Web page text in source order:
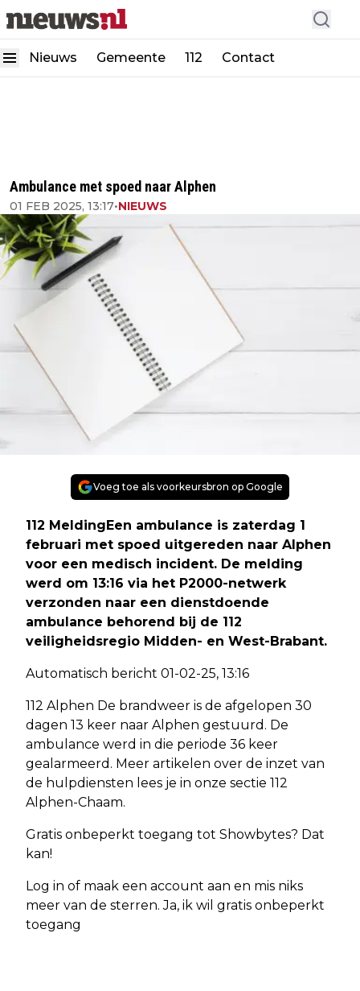
Nieuws Gemeente 112 Contact
Ambulance met spoed naar Alphen
01 FEB 2025, 13:17•NIEUWS
Voeg toe als voorkeursbron op Google
112 MeldingEen ambulance is zaterdag 1
februari met spoed uitgereden naar Alphen
voor een medisch incident. De melding
werd om 13:16 via het P2000-netwerk
verzonden naar een dienstdoende
ambulance behorend bij de 112
veiligheidsregio Midden- en West-Brabant.
Automatisch bericht 01-02-25, 13:16
112 Alphen De brandweer is de afgelopen 30
dagen 13 keer naar Alphen gestuurd. De
ambulance werd in die periode 36 keer
gealarmeerd. Meer artikelen over de inzet van
de hulpdiensten lees je in onze sectie 112
Alphen-Chaam.
Gratis onbeperkt toegang tot Showbytes? Dat
kan!
Log in of maak een account aan en mis niks
meer van de sterren. Ja, ik wil gratis onbeperkt
toegang